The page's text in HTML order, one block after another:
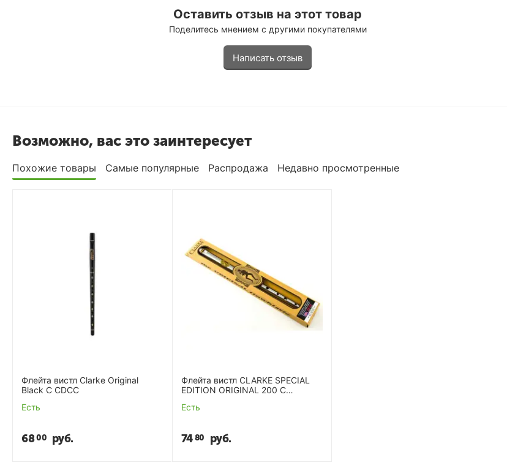
Оставить отзыв на этот товар
Поделитесь мнением с другими покупателями
Написать отзыв
Возможно, вас это заинтересует
Похожие товары Самые популярные Распродажа Недавно просмотренные
Флейта вистл Clarke Original
Black C CDCC
Есть
6800 руб.
Флейта вистл CLARKE SPECIAL
EDITION ORIGINAL 200 C
Есть
7480 руб.